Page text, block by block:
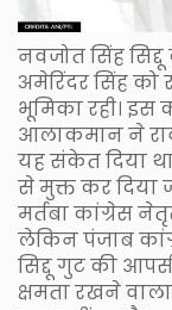
नवजोत सिंह
अमेरिंदर सिंह
भूमिका रही। इस
आलाकमान ने
यह संकेत दिया था
से मुक्त कर दिया
मर्तबा कांग्रेस
लेकिन पंजाब
सिद्दू गुट की
क्षमता रखने